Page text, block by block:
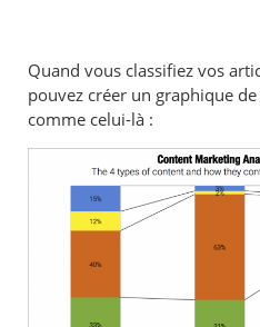
Quand vous classifiez vos
pouvez créer un graphique
comme celui-là :